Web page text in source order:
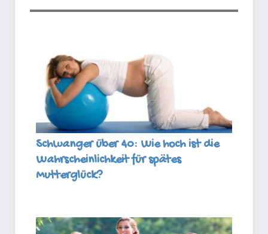
Schwanger über 40: Wie hoch ist die
Wahrscheinlichkeit für spätes
Mutterglück?